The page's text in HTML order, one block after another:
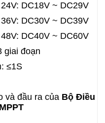
24V: DC18V ~ DC29V
~ DC39V
~ DC60V
giai đoạn
≤1S
và đầu ra của Bộ Điều